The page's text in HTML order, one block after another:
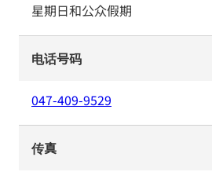
星期日和公众假期
电话号码
047-409-9529
传真